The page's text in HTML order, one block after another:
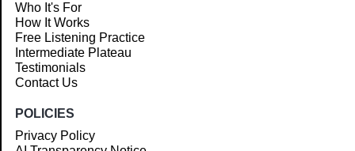
Who It's For
How It Works
Free Listening Practice
Intermediate Plateau
Testimonials
Contact Us
POLICIES
Privacy Policy